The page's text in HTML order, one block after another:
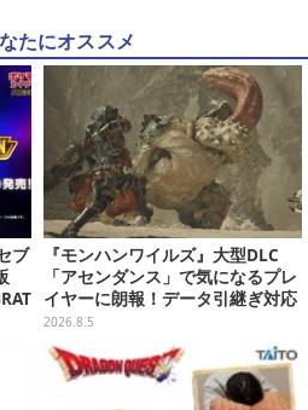
たにオススメ
ブ
『モンハンワイルズ』大型DLC
「アセンダンス」で気になるプレ
イヤーに朗報！データ引継ぎ対応
の「序盤体験版」が本日8月5日配
信
2026.8.5